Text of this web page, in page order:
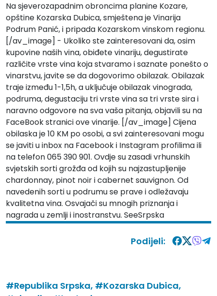
Na sjeverozapadnim obroncima planine Kozare,
opštine Kozarska Dubica, smještena je Vinarija
Podrum Panić, i pripada Kozarskom vinskom regionu.
[/av_image] - Ukoliko ste zainteresovani da, osim
kupovine naših vina, obiđete vinariju, degustirate
različite vrste vina koja stvaramo i saznate ponešto o
vinarstvu, javite se da dogovorimo obilazak. Obilazak
traje između 1-1,5h, a uključuje obilazak vinograda,
podruma, degustaciju tri vrste vina sa tri vrste sira i
naravno odgovore na sva vaša pitanja, objavili su na
FaceBookstranici ove vinarije. [/av_image] Cijena
obilaska je 10 KM po osobi, a svi zainteresovani mogu
se javiti u inbox na Facebook i Instagram profilima ili
na telefon 065 390 901. Ovdje su zasadi vrhunskih
svjetskih sorti grožđa od kojih su najzastupljenije
chardonnay, pinot noir i cabernet sauvignon. Od
navedenih sorti u podrumu se prave i odležavaju
kvalitetna vina. Osvajači su mnogih priznanja i
nagrada u zemlji i inostranstvu. SeeSrpska
Podijeli:
#Republika Srpska, #Kozarska Dubica,